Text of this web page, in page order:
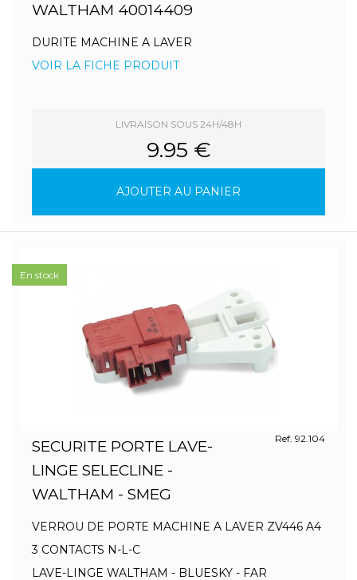
WALTHAM 40014409
DURITE MACHINE A LAVER
VOIR LA FICHE PRODUIT
LIVRAISON SOUS 24H/48H
9.95 €
AJOUTER AU PANIER
SECURITE PORTE LAVE-
LINGE SELECLINE -
WALTHAM - SMEG
Ref. 92.104
VERROU DE PORTE MACHINE A LAVER ZV446 A4
3 CONTACTS N-L-C
LAVE-LINGE WALTHAM - BLUESKY - FAR
En stock